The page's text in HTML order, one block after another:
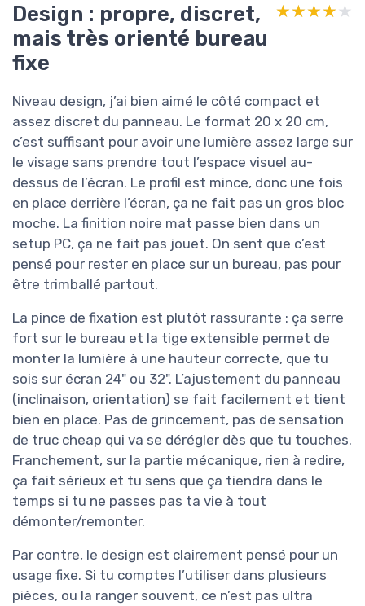
Design : propre, discret,
mais très orienté bureau
fixe
★★★★★
★★★★★
Niveau design, j’ai bien aimé le côté compact et
assez discret du panneau. Le format 20 x 20 cm,
c’est suffisant pour avoir une lumière assez large sur
le visage sans prendre tout l’espace visuel au-
dessus de l’écran. Le profil est mince, donc une fois
en place derrière l’écran, ça ne fait pas un gros bloc
moche. La finition noire mat passe bien dans un
setup PC, ça ne fait pas jouet. On sent que c’est
pensé pour rester en place sur un bureau, pas pour
être trimballé partout.
La pince de fixation est plutôt rassurante : ça serre
fort sur le bureau et la tige extensible permet de
monter la lumière à une hauteur correcte, que tu
sois sur écran 24" ou 32". L’ajustement du panneau
(inclinaison, orientation) se fait facilement et tient
bien en place. Pas de grincement, pas de sensation
de truc cheap qui va se dérégler dès que tu touches.
Franchement, sur la partie mécanique, rien à redire,
ça fait sérieux et tu sens que ça tiendra dans le
temps si tu ne passes pas ta vie à tout
démonter/remonter.
Par contre, le design est clairement pensé pour un
usage fixe. Si tu comptes l’utiliser dans plusieurs
pièces, ou la ranger souvent, ce n’est pas ultra